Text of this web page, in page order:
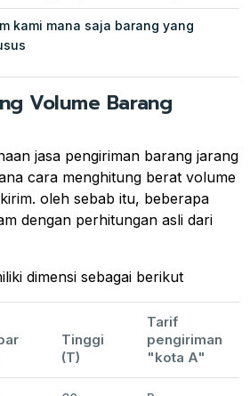
kami mana saja barang yang
Volume Barang
jasa pengiriman barang jarang
cara menghitung berat volume
oleh sebab itu, beberapa
dengan perhitungan asli dari
dimensi sebagai berikut
Tinggi
(T)
Tarif
pengiriman
"kota A"